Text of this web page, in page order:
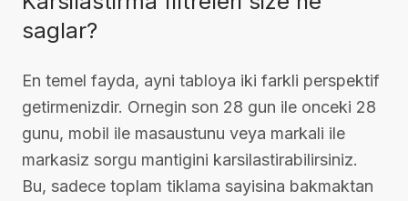
saglar?
En temel fayda, ayni tabloya iki farkli perspektif
getirmenizdir. Ornegin son 28 gun ile onceki 28
gunu, mobil ile masaustunu veya markali ile
markasiz sorgu mantigini karsilastirabilirsiniz.
Bu, sadece toplam tiklama sayisina bakmaktan